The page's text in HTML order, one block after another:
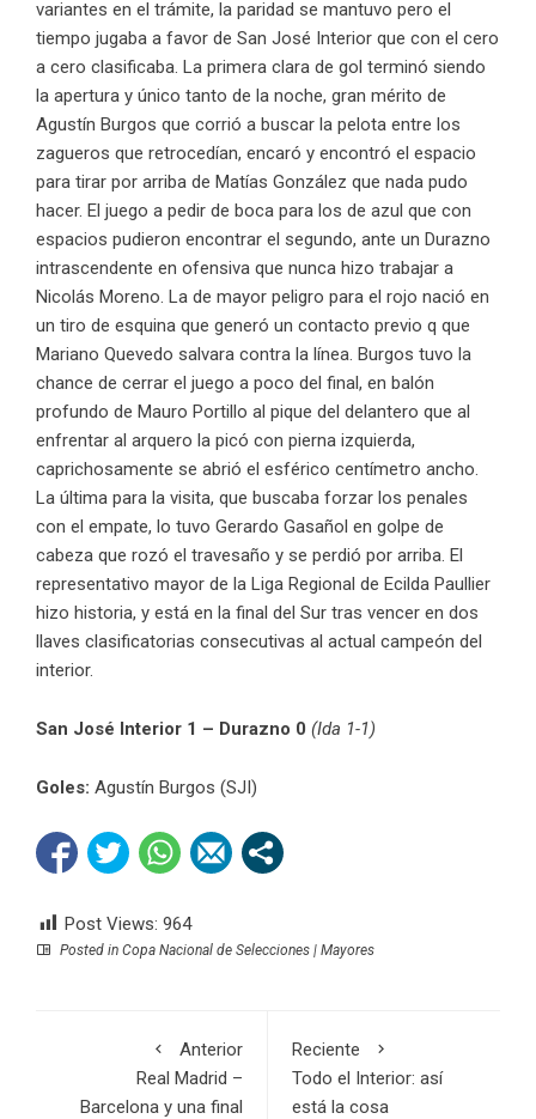
variantes en el trámite, la paridad se mantuvo pero el
tiempo jugaba a favor de San José Interior que con el cero
a cero clasificaba. La primera clara de gol terminó siendo
la apertura y único tanto de la noche, gran mérito de
Agustín Burgos que corrió a buscar la pelota entre los
zagueros que retrocedían, encaró y encontró el espacio
para tirar por arriba de Matías González que nada pudo
hacer. El juego a pedir de boca para los de azul que con
espacios pudieron encontrar el segundo, ante un Durazno
intrascendente en ofensiva que nunca hizo trabajar a
Nicolás Moreno. La de mayor peligro para el rojo nació en
un tiro de esquina que generó un contacto previo q que
Mariano Quevedo salvara contra la línea. Burgos tuvo la
chance de cerrar el juego a poco del final, en balón
profundo de Mauro Portillo al pique del delantero que al
enfrentar al arquero la picó con pierna izquierda,
caprichosamente se abrió el esférico centímetro ancho.
La última para la visita, que buscaba forzar los penales
con el empate, lo tuvo Gerardo Gasañol en golpe de
cabeza que rozó el travesaño y se perdió por arriba. El
representativo mayor de la Liga Regional de Ecilda Paullier
hizo historia, y está en la final del Sur tras vencer en dos
llaves clasificatorias consecutivas al actual campeón del
interior.
San José Interior 1 – Durazno 0 (Ida 1-1)
Goles: Agustín Burgos (SJI)
Post Views: 964
Posted in Copa Nacional de Selecciones | Mayores
Anterior
Real Madrid –
Barcelona y una final
Reciente
Todo el Interior: así
está la cosa